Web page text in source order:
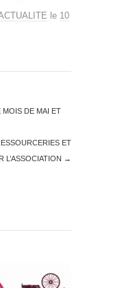
le 10
MOIS DE MAI ET
ET
L’ASSOCIATION →